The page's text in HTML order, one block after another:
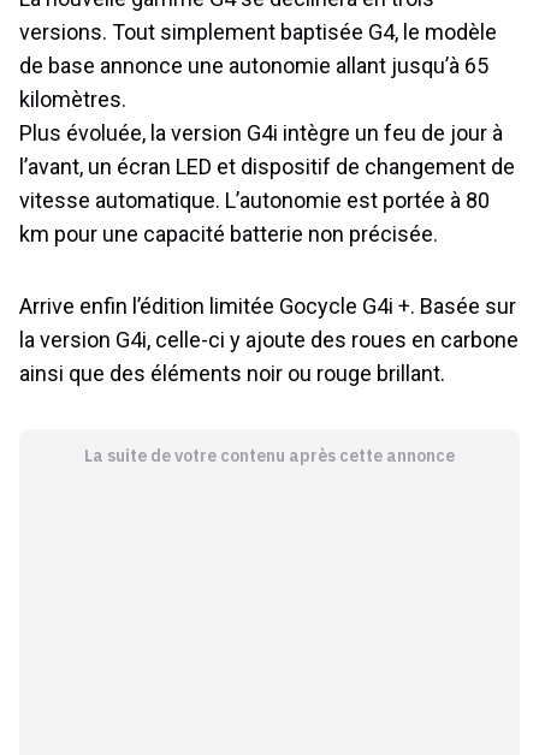
versions. Tout simplement baptisée G4, le modèle
de base annonce une autonomie allant jusqu’à 65
kilomètres.
Plus évoluée, la version G4i intègre un feu de jour à
l’avant, un écran LED et dispositif de changement de
vitesse automatique. L’autonomie est portée à 80
km pour une capacité batterie non précisée.
Arrive enfin l’édition limitée Gocycle G4i +. Basée sur
la version G4i, celle-ci y ajoute des roues en carbone
ainsi que des éléments noir ou rouge brillant.
La suite de votre contenu après cette annonce